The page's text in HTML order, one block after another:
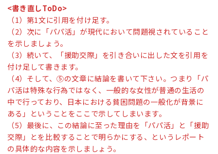
<書き直しToDo>
（1）第1文に引用を付け足す。
（2）次に「パパ活」が現代において問題視されていること
を示しましょう。
（3）続いて、「援助交際」を引き合いに出した文を引用を
付け足して書きます。
（4）そして、⑤の文章に結論を書いて下さい。つまり「パ
パ活は特殊な行為ではなく、一般的な女性が普通の生活の
中で行っており、日本における貧困問題の一般化が背景に
ある」ということをここで示してしまいます。
（5）最後に、この結論に至った理由を「パパ活」と「援助
交際」とを比較することで明らかにする、というレポート
の具体的な内容を示しましょう。